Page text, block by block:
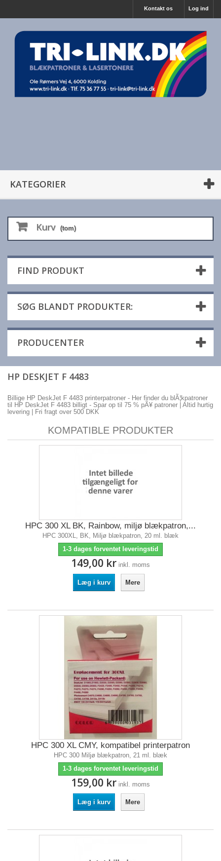
Log ind
Kontakt os
KATEGORIER
Kurv (tom)
FIND PRODUKT
SØG BLANDT PRODUKTER:
PRODUCENTER
HP DESKJET F 4483
Billige HP DeskJet F 4483 printerpatroner - Her finder du blÃ¦kpatroner
til HP DeskJet F 4483 billigt - Spar op til 75 % pÃ¥ patroner | Altid hurtig
levering | Fri fragt over 500 DKK
KOMPATIBLE PRODUKTER
HPC 300 XL BK, Rainbow, miljø blækpatron,...
HPC 300XL, BK, Miljø blækpatron, 20 ml. blæk
1-3 dages forventet leveringstid
149,00 kr inkl. moms
Læg i kurv Mere
HPC 300 XL CMY, kompatibel printerpatron
HPC 300 Miljø blækpatron, 21 ml. blæk
1-3 dages forventet leveringstid
159,00 kr inkl. moms
Læg i kurv Mere